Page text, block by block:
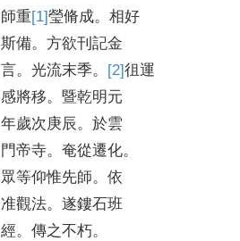
師重[1]瑩脩成。相好
斯備。方欲刊記金
言。光流末季。 [2]徂運
感將移。暨乾明元
年歲次庚辰。於雲
門帝寺。奄從遷化。
眾等仰惟先師。依
准觀法。遂鏤石班
經。傳之不朽。